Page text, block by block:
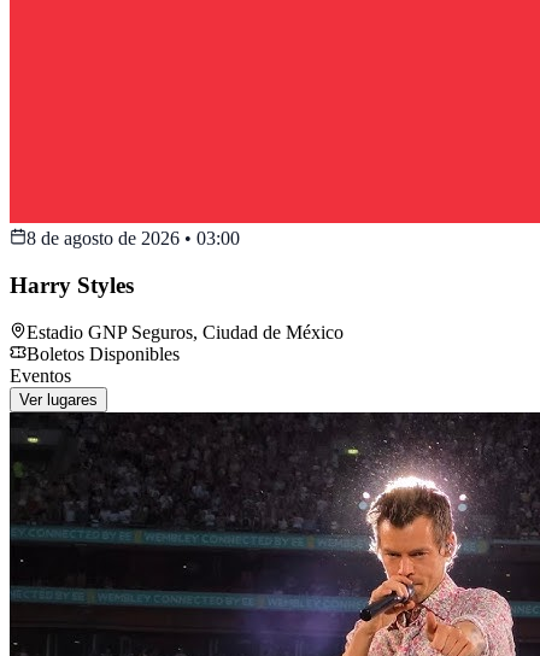
8 de agosto de 2026 • 03:00
Harry Styles
Estadio GNP Seguros, Ciudad de México
Boletos Disponibles
Eventos
Ver lugares